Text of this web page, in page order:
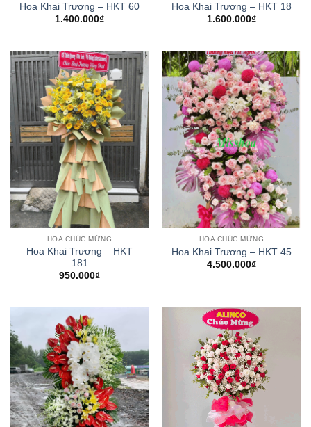
Hoa Khai Trương – HKT 60
1.400.000₫
Hoa Khai Trương – HKT 18
1.600.000₫
HOA CHÚC MỪNG
Hoa Khai Trương – HKT
181
950.000₫
HOA CHÚC MỪNG
Hoa Khai Trương – HKT 45
4.500.000₫